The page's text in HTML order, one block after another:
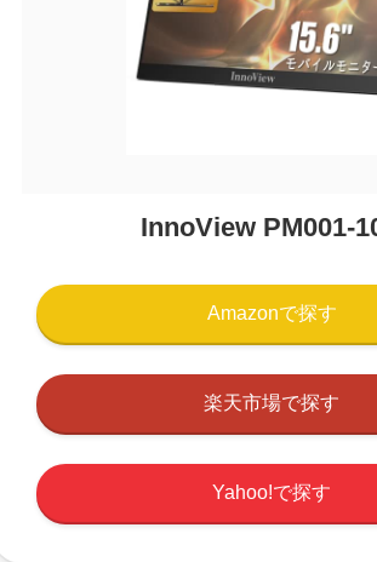
InnoView PM001-
Amazonで探す
楽天市場で探す
Yahoo!で探す